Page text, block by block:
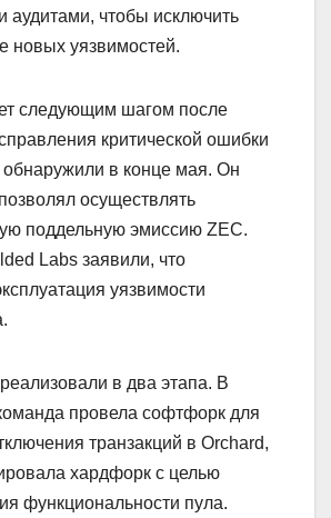
аудитами, чтобы исключить
новых уязвимостей.
следующим шагом после
критической ошибки
обнаружили в конце мая. Он
осуществлять
поддельную эмиссию ZEC.
Labs заявили, что
уязвимости
в два этапа. В
провела софтфорк для
транзакций в Orchard,
хардфорк с целью
функциональности пула.